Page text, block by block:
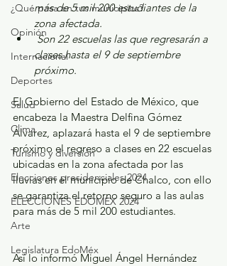
¿Qué pasa en tus municipios?
Opinión
Internacional
Deportes
Salud
Clima
Turismo y diversión
Elecciones presidenciales 2024
ELECCIONES EDOMEX 2024
Arte
Legislatura EdoMéx
más de 5 mil 200 estudiantes de la
zona afectada.
Son 22 escuelas las que regresarán a
clases hasta el 9 de septiembre
próximo.
El Gobierno del Estado de México, que
encabeza la Maestra Delfina Gómez
Álvarez, aplazará hasta el 9 de septiembre
próximo el regreso a clases en 22 escuelas
ubicadas en la zona afectada por las
lluvias en el municipio de Chalco, con ello
se garantiza el retorno seguro a las aulas
para más de 5 mil 200 estudiantes.
Así lo informó Miguel Ángel Hernández